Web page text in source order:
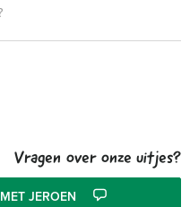
Vragen over onze uitjes?
JEROEN